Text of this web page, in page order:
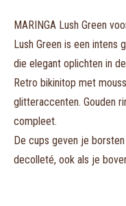
MARINGA Lush Green
Lush Green is een intens
die elegant oplichten in
Retro bikinitop met
glitteraccenten. Gouden
compleet.
De cups geven je
decolleté, ook als je